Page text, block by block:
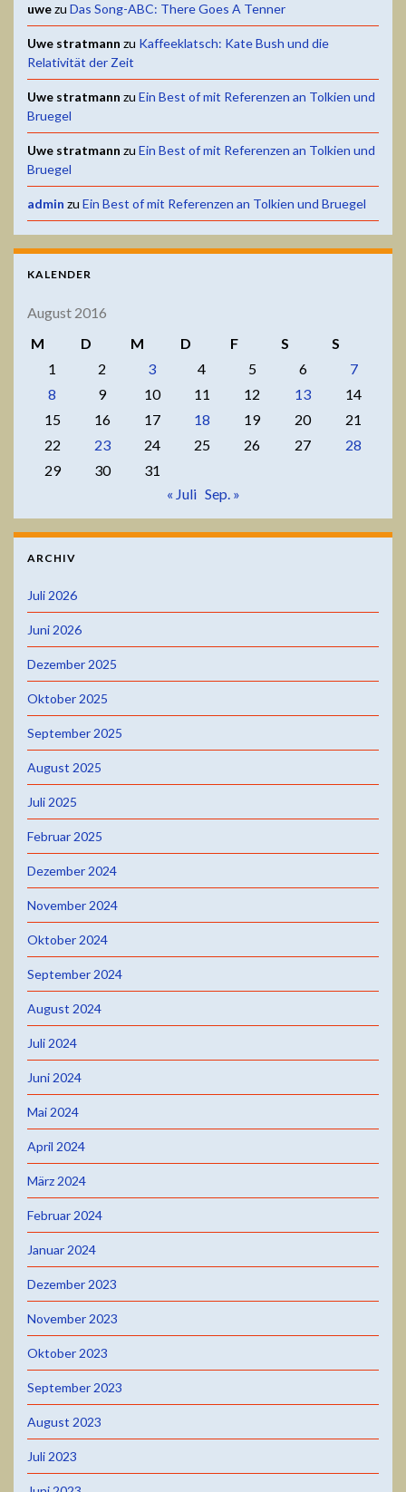
uwezu Das Song-ABC: There Goes A Tenner
Uwe stratmann zu Kaffeeklatsch: Kate Bush und die
Relativität der Zeit
Uwe stratmann zu Ein Best of mit Referenzen an Tolkien und
Bruegel
Uwe stratmann zu Ein Best of mit Referenzen an Tolkien und
Bruegel
admin zu Ein Best of mit Referenzen an Tolkien und Bruegel
KALENDER
August 2016
M
D M D F S
S
1
2 3 4 5 6
7
8
9 10 11 12 13
14
15
16 17 18 19 20
21
22
23 24 25 26 27
28
29
30
31
« Juli Sep. »
ARCHIV
Juli 2026
Juni 2026
Dezember 2025
Oktober 2025
September 2025
August 2025
Juli 2025
Februar 2025
Dezember 2024
November 2024
Oktober 2024
September 2024
August 2024
Juli 2024
Juni 2024
Mai 2024
April 2024
März 2024
Februar 2024
Januar 2024
Dezember 2023
November 2023
Oktober 2023
September 2023
August 2023
Juli 2023